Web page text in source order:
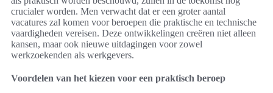
crucialer worden. Men verwacht dat er een groter aantal
vacatures zal komen voor beroepen die praktische en technische
vaardigheden vereisen. Deze ontwikkelingen creëren niet alleen
kansen, maar ook nieuwe uitdagingen voor zowel
werkzoekenden als werkgevers.
Voordelen van het kiezen voor een praktisch beroep